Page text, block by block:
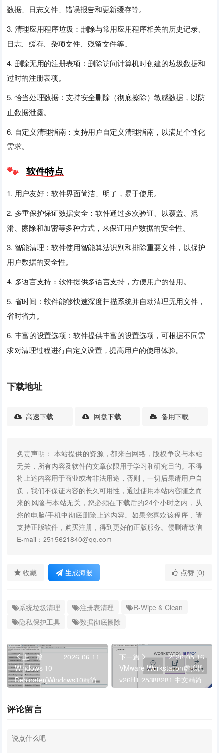
数据、日志文件、错误报告和更新缓存等。
3. 清理应用程序垃圾：删除与常用应用程序相关的历史记录、
日志、缓存、杂项文件、残留文件等。
4. 删除无用的注册表项：删除访问计算机时创建的垃圾数据和
过时的注册表项。
5. 恰当处理数据：支持安全删除（彻底擦除）敏感数据，以防
止数据泄露。
6. 自定义清理指南：支持用户自定义清理指南，以满足个性化
需求。
软件特点
1. 用户友好：软件界面简洁、明了，易于使用。
2. 多重保护保证数据安全：软件通过多次验证、以覆盖、混
淆、擦除和加密等多种方式，来保证用户数据的安全性。
3. 智能清理：软件使用智能算法识别和排除重要文件，以保护
用户数据的安全性。
4. 多语言支持：软件提供多语言支持，方便用户的使用。
5. 省时间：软件能够快速深度扫描系统并自动清理无用文件，
省时省力。
6. 丰富的设置选项：软件提供丰富的设置选项，可根据不同需
求对清理过程进行自定义设置，提高用户的使用体验。
下载地址
高速下载 网盘下载 备用下载
免责声明： 本站提供的资源，都来自网络，版权争议与本站
无关，所有内容及软件的文章仅限用于学习和研究目的。不得
将上述内容用于商业或者非法用途，否则，一切后果请用户自
负，我们不保证内容的长久可用性，通过使用本站内容随之而
来的风险与本站无关，您必须在下载后的24个小时之内，从
您的电脑/手机中彻底删除上述内容。如果您喜欢该程序，请
支持正版软件，购买注册，得到更好的正版服务。侵删请致信
E-mail：2515621840@qq.com
收藏 生成海报 点赞 (0)
系统垃圾清理 注册表清理
R‑Wipe & Clean
隐私保护工具
数据彻底擦除
上一篇
2026-06-11
Windows 10
Debloater(Windows10精简
下一篇
2026-05-16
VMware Workstation虚拟机
v26H1 25388281 中文精简
评论留言